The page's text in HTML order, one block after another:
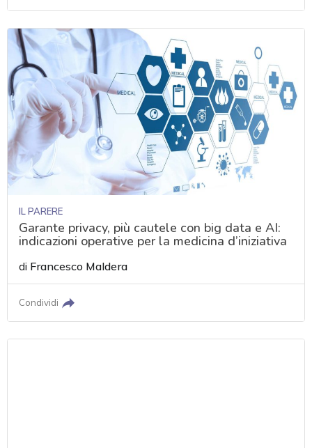
IL PARERE
Garante privacy, più cautele con big data e AI:
indicazioni operative per la medicina d’iniziativa
di Francesco Maldera
Condividi